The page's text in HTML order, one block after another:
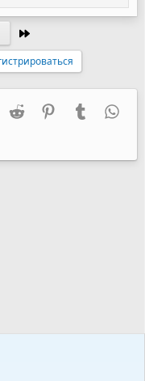
Reddit PinterestTumblr